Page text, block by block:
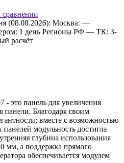
(08.08.2026): Москва: —
1 день Регионы РФ — ТК: 3-
расчёт
- это панель для увеличения
панели. Благодаря своим
вместе с возможностью
модульность достигла
глубина использования
мм, а поддержка прямого
обеспечивается модулем